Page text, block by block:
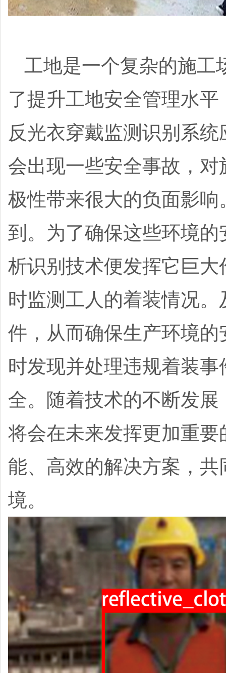
工地是一个复杂的施工
了提升工地安全管理水
反光衣穿戴监测识别系
会出现一些安全事故，
极性带来很大的负面影
到。为了确保这些环境
析识别技术便发挥它巨
时监测工人的着装情况
件，从而确保生产环境
时发现并处理违规着装
全。随着技术的不断发
将会在未来发挥更加重
能、高效的解决方案，
境。